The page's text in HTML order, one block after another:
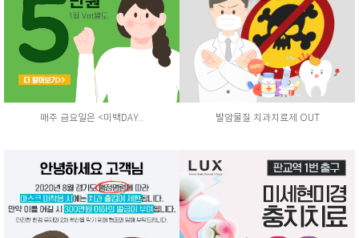
매주 금요일은 <미백DAY.. 발암물질 치과치료제 OUT